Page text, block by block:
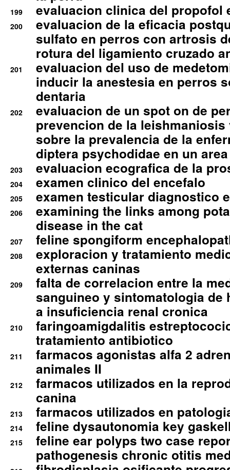
199 evaluacion clinica del propofol
200
evaluacion de la eficacia
sulfato en perros con artrosis
rotura del ligamiento cruzado
201
evaluacion del uso de
inducir la anestesia en perros
dentaria
202
evaluacion de un spot on de
prevencion de la
sobre la prevalencia de la
diptera psychodidae en un
203 evaluacion ecografica de la
204 examen clinico del encefalo
205 examen testicular diagnostico
206
examining the links among
disease in the cat
207 feline spongiform
208
exploracion y tratamiento
externas caninas
209
falta de correlacion entre la
sanguineo y sintomatologia de
a insuficiencia renal cronica
210
faringoamigdalitis
tratamiento antibiotico
211
farmacos agonistas alfa 2
animales II
212
farmacos utilizados en la
canina
213 farmacos utilizados en
214 feline dysautonomia key
215
feline ear polyps two case
pathogenesis chronic otitis